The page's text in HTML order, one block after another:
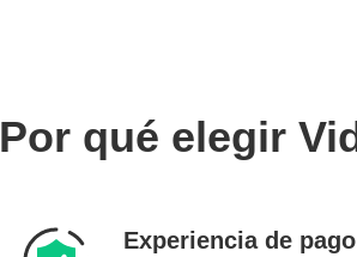
Por qué elegir
Experiencia de